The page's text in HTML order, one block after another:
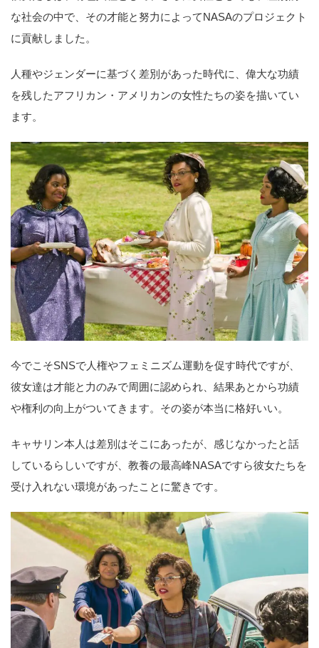
な社会の中で、その才能と努力によってNASAのプロジェクト
に貢献しました。
人種やジェンダーに基づく差別があった時代に、偉大な功績
を残したアフリカン・アメリカンの女性たちの姿を描いてい
ます。
今でこそSNSで人権やフェミニズム運動を促す時代ですが、
彼女達は才能と力のみで周囲に認められ、結果あとから功績
や権利の向上がついてきます。その姿が本当に格好いい。
キャサリン本人は差別はそこにあったが、感じなかったと話
しているらしいですが、教養の最高峰NASAですら彼女たちを
受け入れない環境があったことに驚きです。